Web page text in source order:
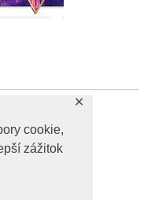
cookie,
zážitok
✕